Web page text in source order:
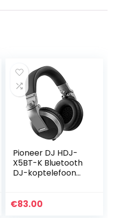
Pioneer DJ HDJ-
X5BT-K Bluetooth
DJ-koptelefoon
€83.00